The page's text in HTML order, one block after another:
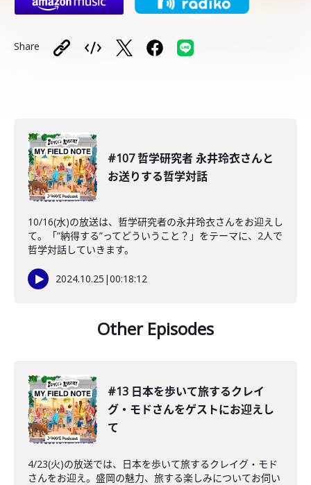
Share
#107 哲学研究者 永井玲衣さんと
お送りする哲学対話
10/16(水)の放送は、哲学研究者の永井玲衣さんをお迎えし
て。「”納得する”ってどういうこと？」をテーマに、2人で
哲学対話していきます。
2024.10.25 |00:18:12
Other Episodes
#13 日本を歩いて旅するクレイ
グ・モドさんをゲストにお迎えし
て
4/23(火)の放送では、日本を歩いて旅するクレイグ・モド
さんをお迎え。盛岡の魅力、旅する楽しみについてお伺い